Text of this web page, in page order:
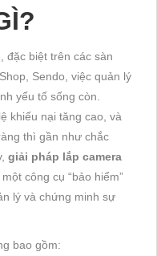
đặc biệt trên các sàn
Sendo, việc quản lý
yếu tố sống còn.
khiếu nại tăng cao, và
thì gần như chắc
giải pháp lắp camera
công cụ “bảo hiểm”
lý và chứng minh sự
bao gồm: